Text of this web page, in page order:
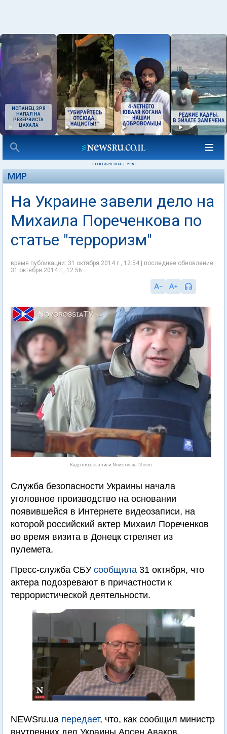
ИСПАНЕЦ ЗРЯ
НАПАЛ НА
РЕЗЕРВИСТА
ЦАХАЛА
31 ОКТЯБРЯ 2014 21:50
МИР
На Украине завели дело на
Михаила Пореченкова по
статье "терроризм"
время публикации: 31 октября 2014 г., 12:54 | последнее обновление:
31 октября 2014 г., 12:56
Кадр видеозаписи NovorossiaTV.com
Служба безопасности Украины начала
уголовное производство на основании
появившейся в Интернете видеозаписи, на
которой российский актер Михаил Пореченков
во время визита в Донецк стреляет из
пулемета.
Пресс-служба СБУ сообщила 31 октября, что
актера подозревают в причастности к
террористической деятельности.
NEWSru.ua передает, что, как сообщил министр
внутренних дел Украины Арсен Аваков,